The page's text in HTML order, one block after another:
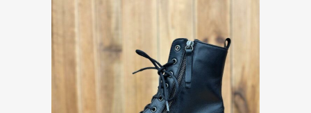
Catégories